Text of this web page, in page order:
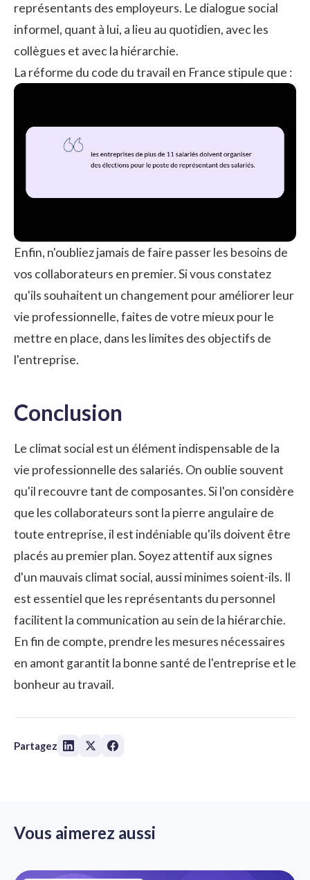
représentants des employeurs. Le dialogue social
informel, quant à lui, a lieu au quotidien, avec les
collègues et avec la hiérarchie.
La réforme du code du travail en France stipule que :
Enfin, n'oubliez jamais de faire passer les besoins de
vos collaborateurs en premier. Si vous constatez
qu'ils souhaitent un changement pour améliorer leur
vie professionnelle, faites de votre mieux pour le
mettre en place, dans les limites des objectifs de
l'entreprise.
Conclusion
Le climat social est un élément indispensable de la
vie professionnelle des salariés. On oublie souvent
qu'il recouvre tant de composantes. Si l'on considère
que les collaborateurs sont la pierre angulaire de
toute entreprise, il est indéniable qu'ils doivent être
placés au premier plan. Soyez attentif aux signes
d'un mauvais climat social, aussi minimes soient-ils. Il
est essentiel que les représentants du personnel
facilitent la communication au sein de la hiérarchie.
En fin de compte, prendre les mesures nécessaires
en amont garantit la bonne santé de l'entreprise et le
bonheur au travail.
Partagez
Vous aimerez aussi